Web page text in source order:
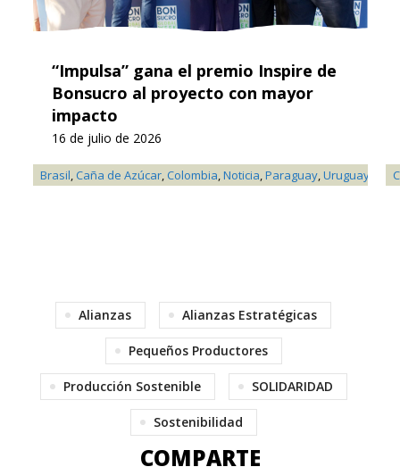
Brasil,Caña de Azúcar,Colombia,Noticia,Paraguay,Uruguay
“Impulsa” gana el premio Inspire de
Bonsucro al proyecto con mayor
impacto
16 de julio de 2026
Alianzas Alianzas Estratégicas
Pequeños Productores
Producción Sostenible SOLIDARIDAD
Sostenibilidad